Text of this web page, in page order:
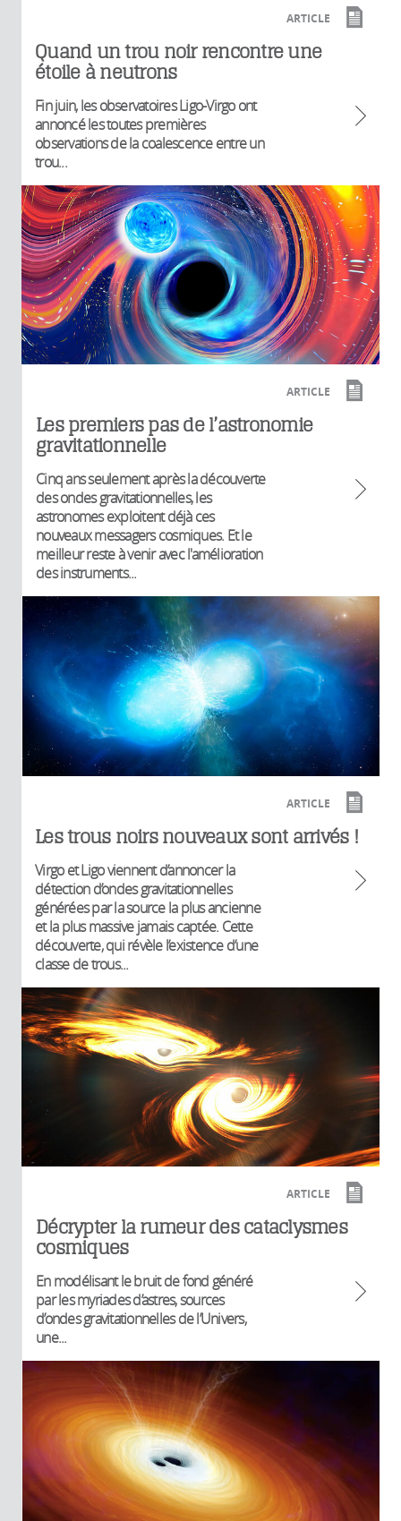
ARTICLE
Quand un trou noir rencontre une
étoile à neutrons
Fin juin, les observatoires Ligo-Virgo ont
annoncé les toutes premières
observations de la coalescence entre un
trou...
ARTICLE
Les premiers pas de l’astronomie
gravitationnelle
Cinq ans seulement après la découverte
des ondes gravitationnelles, les
astronomes exploitent déjà ces
nouveaux messagers cosmiques. Et le
meilleur reste à venir avec l'amélioration
des instruments...
ARTICLE
Les trous noirs nouveaux sont arrivés !
Virgo et Ligo viennent d’annoncer la
détection d’ondes gravitationnelles
générées par la source la plus ancienne
et la plus massive jamais captée. Cette
découverte, qui révèle l’existence d’une
classe de trous...
ARTICLE
Décrypter la rumeur des cataclysmes
cosmiques
En modélisant le bruit de fond généré
par les myriades d’astres, sources
d’ondes gravitationnelles de l’Univers,
une...